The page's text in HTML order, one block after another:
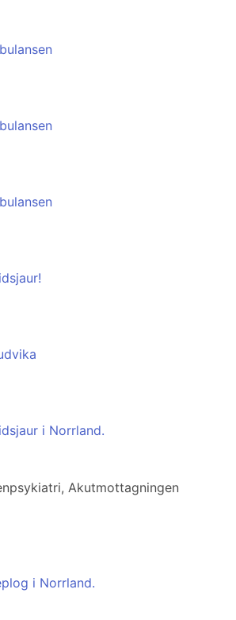
i Norrland.
Akutmottagningen
i Norrland.